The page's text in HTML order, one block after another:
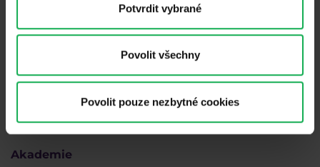
Potvrdit vybrané
Povolit všechny
Povolit pouze nezbytné cookies
Proč Purple
Akademie